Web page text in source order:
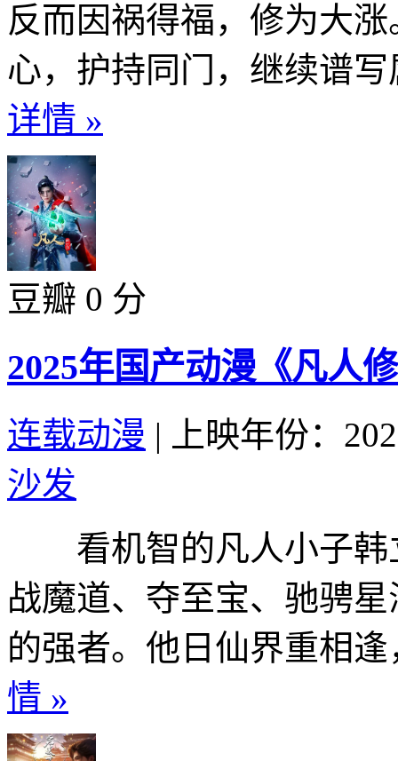
反而因祸得福，修为大
心，护持同门，继续谱
详情 »
豆瓣 0 分
2025年国产动漫《凡人
连载动漫 |
上映年份：
沙发
看机智的凡人小子韩
战魔道、夺至宝、驰骋
的强者。他日仙界重相
情 »